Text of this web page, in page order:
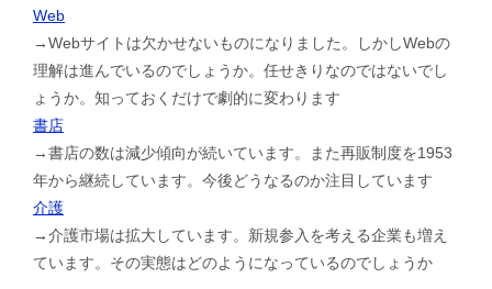
Web
→Webサイトは欠かせないものになりました。しかしWebの
理解は進んでいるのでしょうか。任せきりなのではないでし
ょうか。知っておくだけで劇的に変わります
書店
→書店の数は減少傾向が続いています。また再販制度を1953
年から継続しています。今後どうなるのか注目しています
介護
→介護市場は拡大しています。新規参入を考える企業も増え
ています。その実態はどのようになっているのでしょうか